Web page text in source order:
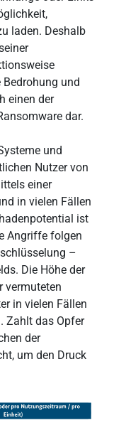
laden. Deshalb
und
einen der
dar.
und
Nutzer von
einer
in vielen Fällen
ist
Angriffe folgen
–
Die Höhe der
vermuteten
in vielen Fällen
Zahlt das Opfer
der
um den Druck